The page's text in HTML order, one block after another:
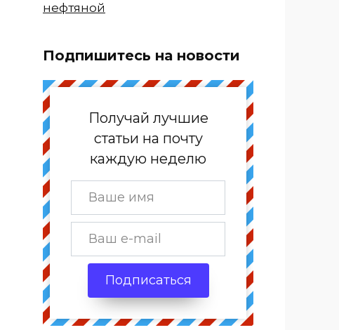
нефтяной
Подпишитесь на новости
Получай лучшие
статьи на почту
каждую неделю
Подписаться